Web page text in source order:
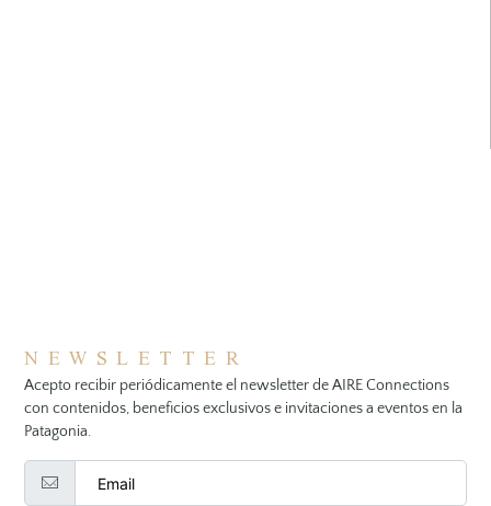
NEWSLETTER
Acepto recibir periódicamente el newsletter de AIRE Connections
con contenidos, beneficios exclusivos e invitaciones a eventos en la
Patagonia.